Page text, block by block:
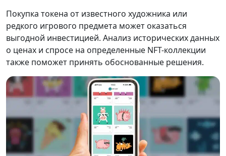
Покупка токена от известного художника или
редкого игрового предмета может оказаться
выгодной инвестицией. Анализ исторических данных
о ценах и спросе на определенные NFT-коллекции
также поможет принять обоснованные решения.